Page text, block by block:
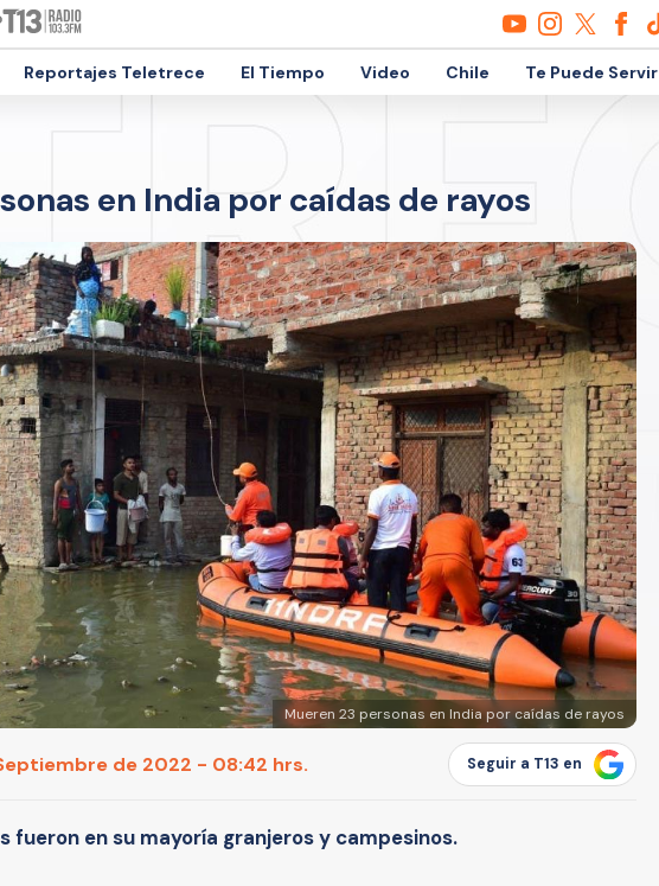
Reportajes Teletrece El Tiempo Video Chile Te Puede Servir
en India por caídas de rayos
Mueren 23 personas en India por caídas de rayos
de 2022 - 08:42 hrs. Seguir a T13 en
fueron en su mayoría granjeros y campesinos.